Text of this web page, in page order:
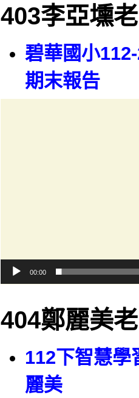
403李亞壎
碧華國小
期末報告
00:00
404鄭麗美
112下智慧學
麗美